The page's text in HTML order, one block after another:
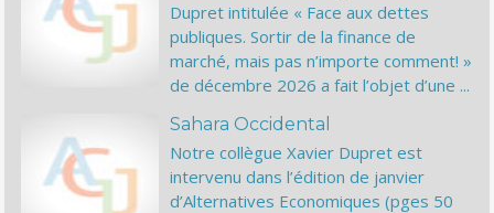
Dupret intitulée « Face aux dettes
publiques. Sortir de la finance de
marché, mais pas n’importe comment! »
de décembre 2026 a fait l’objet d’une ...
Sahara Occidental
Notre collègue Xavier Dupret est
intervenu dans l’édition de janvier
d’Alternatives Economiques (pges 50